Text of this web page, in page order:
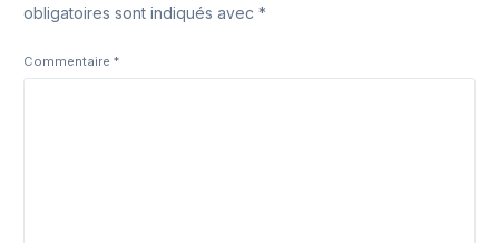
obligatoires sont indiqués avec*
Commentaire*